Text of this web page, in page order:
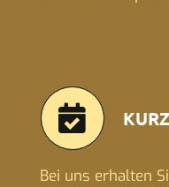
Bei uns erhalten